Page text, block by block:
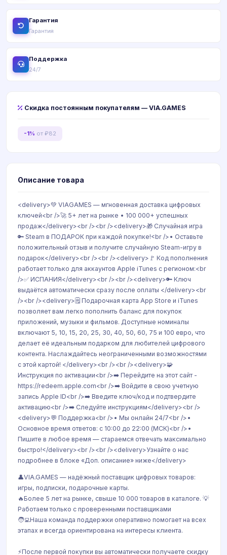
Гарантия
Гарантия
Поддержка
24/7
Скидка постоянным покупателям — VIA.GAMES
-1% от ₽82
Описание товара
<delivery>💚 VIAGAMES — мгновенная доставка цифровых
ключей<br />🚀 5+ лет на рынке • 100 000+ успешных
продаж</delivery><br /><br /><delivery>🎁 Случайная игра
🔑 Steam в ПОДАРОК при каждой покупке!<br />• Оставьте
положительный отзыв и получите случайную Steam-игру в
подарок</delivery><br /><br /><delivery>🚩 Код пополнения
работает только для аккаунтов Apple iTunes с регионом:<br
/>✅ ИСПАНИЯ</delivery><br /><br /><delivery>🔑 Ключ
выдаётся автоматически сразу после оплаты </delivery><br
/><br /><delivery>🗒️ Подарочная карта App Store и iTunes
позволяет вам легко пополнить баланс для покупок
приложений, музыки и фильмов. Доступные номиналы
включают 5, 10, 15, 20, 25, 30, 40, 50, 60, 75 и 100 евро, что
делает её идеальным подарком для любителей цифрового
контента. Наслаждайтесь неограниченными возможностями
с этой картой! </delivery><br /><br /><delivery>🧩
Инструкция по активации<br />➡️ Перейдите на этот сайт -
https://redeem.apple.com<br />➡️ Войдите в свою учетную
запись Apple ID<br />➡️ Введите ключ/код и подтвердите
активацию<br />➡️ Следуйте инструкциям</delivery><br />
<delivery>💬 Поддержка<br />• Мы онлайн 24/7<br />•
Основное время ответов: с 10:00 до 22:00 (МСК)<br />•
Пишите в любое время — стараемся отвечать максимально
быстро!</delivery><br /><br /><delivery>Узнайте о нас
подробнее в блоке «Доп. описание» ниже</delivery>
👤VIA.GAMES — надёжный поставщик цифровых товаров:
игры, подписки, подарочные карты.
🔥Более 5 лет на рынке, свыше 10 000 товаров в каталоге. 💡
Работаем только с проверенными поставщиками
🧑‍💻Наша команда поддержки оперативно помогает на всех
этапах и всегда ориентирована на интересы клиента.
⚡После первой покупки вы автоматически получаете скидку